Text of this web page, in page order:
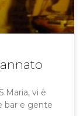
vi è
bar e gente